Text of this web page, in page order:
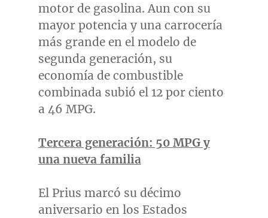
motor de gasolina. Aun con su
mayor potencia y una carrocería
más grande en el modelo de
segunda generación, su
economía de combustible
combinada subió el 12 por ciento
a 46 MPG.
Tercera generación: 50 MPG y
una nueva familia
El Prius marcó su décimo
aniversario en los Estados